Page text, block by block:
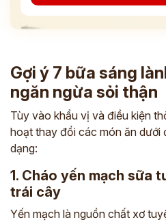
Gợi ý 7 bữa sáng
ngăn ngừa sỏi thận
Tùy vào khẩu vị và điều kiện
hoạt thay đổi các món ăn dưới
dạng:
1. Cháo yến mạch sữa
trái cây
Yến mạch là nguồn chất xơ